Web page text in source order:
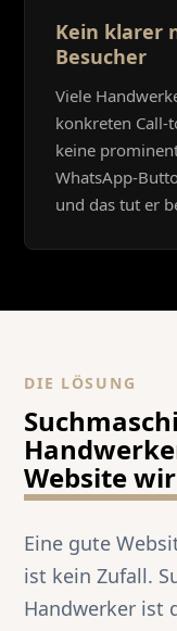
Kein klarer
Besucher
Viele
konkreten Call-
keine
WhatsApp-
und das tut er
DIE LÖSUNG
Website
Eine gute
ist kein Zufall.
Handwerker ist